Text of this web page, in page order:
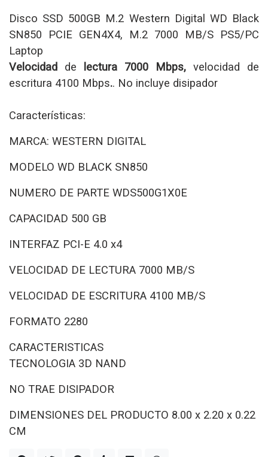
Disco SSD 500GB M.2 Western Digital WD Black
SN850 PCIE GEN4X4, M.2 7000 MB/S PS5/PC
Laptop
Velocidad de lectura 7000 Mbps, velocidad de
escritura 4100 Mbps.. No incluye disipador
Características:
MARCA: WESTERN DIGITAL
MODELO WD BLACK SN850
NUMERO DE PARTE WDS500G1X0E
CAPACIDAD 500 GB
INTERFAZ PCI-E 4.0 x4
VELOCIDAD DE LECTURA 7000 MB/S
VELOCIDAD DE ESCRITURA 4100 MB/S
FORMATO 2280
CARACTERISTICAS
TECNOLOGIA 3D NAND
NO TRAE DISIPADOR
DIMENSIONES DEL PRODUCTO 8.00 x 2.20 x 0.22
CM